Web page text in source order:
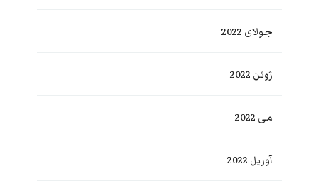
جولای 2022
ژوئن 2022
می 2022
آوریل 2022